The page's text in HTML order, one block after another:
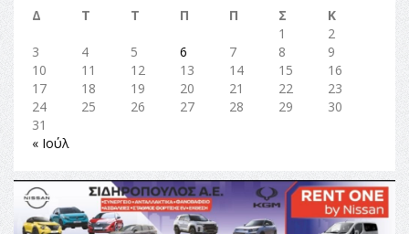
Δ
Τ Τ Π Π Σ
Κ
1
2
3
4 5 6 7 8
9
10
11 12 13 14 15
16
17
18 19 20 21 22
23
24
25 26 27 28 29
30
31
« Ιούλ